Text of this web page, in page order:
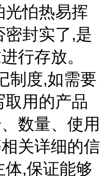
光怕热易挥
封实了,是
行存放。
制度,如需要
取用的产品
数量、使用
关详细的信
体,保证能够